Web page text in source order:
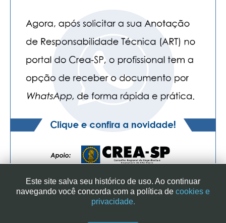
CURSOS
ENGENHEIRO EMPREENDEDOR
SEESP EDUCAÇÃO
PLATAFORMAS GRATUITAS
BENEFÍCIOS
PLANO DE SAÚDE
SINDICATO DOS ENGENHEIROS NO ESTADO DE SÃO PAULO
Este site salva seu histórico de uso. Ao continuar
navegando você concorda com a política de cookies e
privacidade.